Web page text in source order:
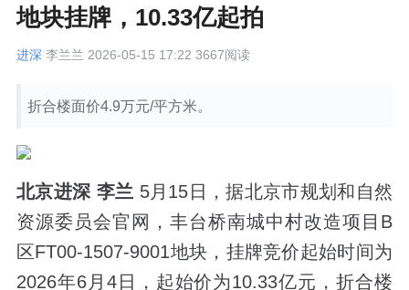
地块挂牌，10.33亿起拍
进深 李兰兰 2026-05-15 17:22 3667阅读
折合楼面价4.9万元/平方米。
北京进深 李兰 5月15日，据北京市规划和自然
资源委员会官网，丰台桥南城中村改造项目B
区FT00-1507-9001地块，挂牌竞价起始时间为
2026年6月4日，起始价为10.33亿元，折合楼